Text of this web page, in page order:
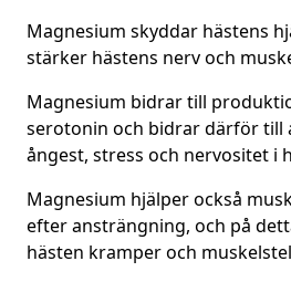
Magnesium skyddar hästens
stärker hästens nerv och
Magnesium bidrar till
serotonin och bidrar därför till
ångest, stress och nervositet i
Magnesium hjälper också
efter ansträngning, och på
hästen kramper och